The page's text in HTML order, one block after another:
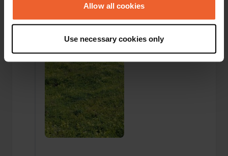
the Privacy trigger icon.
Collect information about your geographical location
which can be accurate to within several meters
Identify your device by actively scanning it for
specific characteristics (fingerprinting)
Find out more about how your personal data is processed
and set your preferences in the
We use cookies to personalise content and ads, to
Allow all cookies
Use necessary cookies only